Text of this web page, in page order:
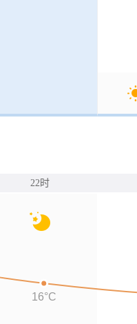
22时
16°C